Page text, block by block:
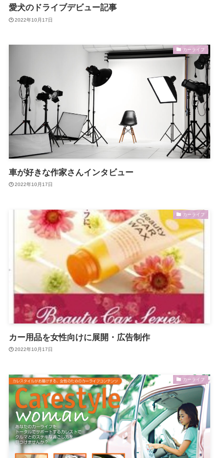
愛犬のドライブデビュー記事
2022年10月17日
カーライフ
車が好きな作家さんインタビュー
2022年10月17日
カーライフ
カー用品を女性向けに展開・広告制作
2022年10月17日
カーライフ